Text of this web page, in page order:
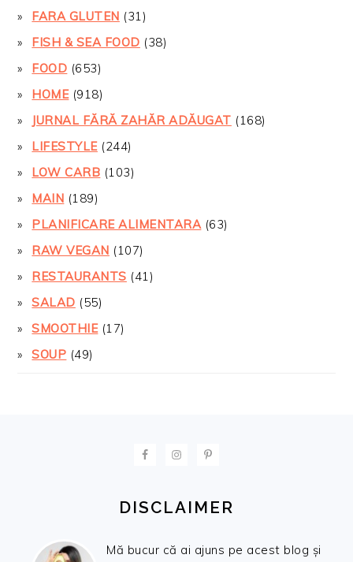
FARA GLUTEN (31)
FISH & SEA FOOD (38)
FOOD (653)
HOME(918)
JURNAL FĂRĂ ZAHĂR ADĂUGAT (168)
LIFESTYLE(244)
LOW CARB (103)
MAIN (189)
PLANIFICARE ALIMENTARA (63)
RAW VEGAN (107)
RESTAURANTS (41)
SALAD (55)
SMOOTHIE(17)
SOUP (49)
DISCLAIMER
Mă bucur că ai ajuns pe acest blog și